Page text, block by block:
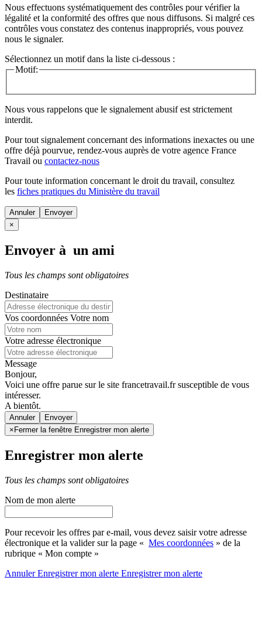
Nous effectuons systématiquement des contrôles pour vérifier la
légalité et la conformité des offres que nous diffusons. Si malgré ces
contrôles vous constatez des contenus inappropriés, vous pouvez
nous le signaler.
Sélectionnez un motif dans la liste ci-dessous :
Motif:
Nous vous rappelons que le signalement abusif est strictement
interdit.
Pour tout signalement concernant des informations inexactes ou une
offre déjà pourvue, rendez-vous auprès de votre agence France
Travail ou contactez-nous
Pour toute information concernant le droit du travail, consultez
les fiches pratiques du Ministère du travail
Annuler
×
Envoyer à un ami
Tous les champs sont obligatoires
Destinataire
Vos coordonnées Votre nom
Votre adresse électronique
Message
Bonjour,
Voici une offre parue sur le site francetravail.fr susceptible de vous
intéresser.
A bientôt.
Annuler
× Fermer la fenêtre Enregistrer mon alerte
Enregistrer mon alerte
Tous les champs sont obligatoires
Nom de mon alerte
Pour recevoir les offres par e-mail, vous devez saisir votre adresse
électronique et la valider sur la page « Mes coordonnées » de la
rubrique « Mon compte »
AnnulerEnregistrer mon alerte Enregistrermon alerte